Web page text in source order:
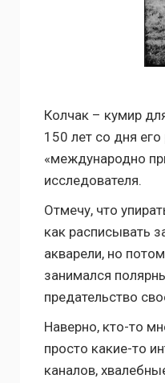
Колчак – кумир
150 лет со дня
«международно
исследователя.
Отмечу, что
как расписывать
акварели, но
занимался
предательство
Наверно, кто-то
просто какие-то
каналов,